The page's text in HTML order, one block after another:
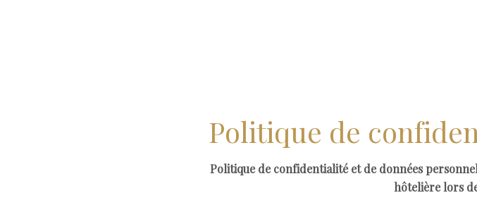
Politique de
Politique de confidentialité et de données
hôtelière lors